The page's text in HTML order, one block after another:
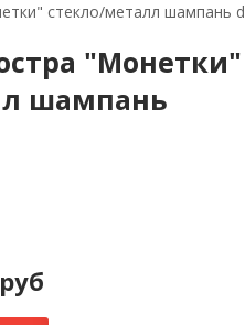
стекло/металл шампань
"Монетки"
шампань